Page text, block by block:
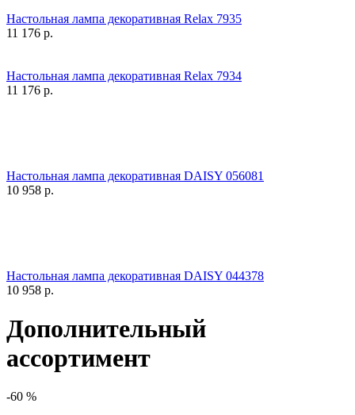
Настольная лампа декоративная Relax 7935
11 176 р.
Настольная лампа декоративная Relax 7934
11 176 р.
Настольная лампа декоративная DAISY 056081
10 958 р.
Настольная лампа декоративная DAISY 044378
10 958 р.
Дополнительный
ассортимент
-60 %